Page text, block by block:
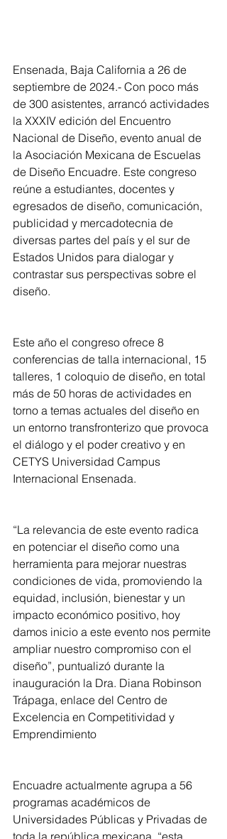
Ensenada, Baja California a 26 de
septiembre de 2024.- Con poco más
de 300 asistentes, arrancó actividades
la XXXIV edición del Encuentro
Nacional de Diseño, evento anual de
la Asociación Mexicana de Escuelas
de Diseño Encuadre. Este congreso
reúne a estudiantes, docentes y
egresados de diseño, comunicación,
publicidad y mercadotecnia de
diversas partes del país y el sur de
Estados Unidos para dialogar y
contrastar sus perspectivas sobre el
diseño.
Este año el congreso ofrece 8
conferencias de talla internacional, 15
talleres, 1 coloquio de diseño, en total
más de 50 horas de actividades en
torno a temas actuales del diseño en
un entorno transfronterizo que provoca
el diálogo y el poder creativo y en
CETYS Universidad Campus
Internacional Ensenada.
“La relevancia de este evento radica
en potenciar el diseño como una
herramienta para mejorar nuestras
condiciones de vida, promoviendo la
equidad, inclusión, bienestar y un
impacto económico positivo, hoy
damos inicio a este evento nos permite
ampliar nuestro compromiso con el
diseño”, puntualizó durante la
inauguración la Dra. Diana Robinson
Trápaga, enlace del Centro de
Excelencia en Competitividad y
Emprendimiento
Encuadre actualmente agrupa a 56
programas académicos de
Universidades Públicas y Privadas de